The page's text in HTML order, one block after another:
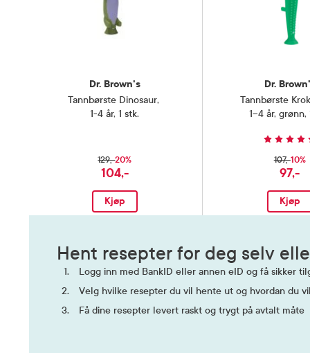
Dr. Brown's
Tannbørste Dinosaur,
1-4 år, 1 stk.
129,-20%
104,-
Kjøp
Dr.
Tannbørste
1–4 år, grønn,
107,-10%
97,-
Kjøp
Hent resepter for deg selv
Logg inn med BankID eller annen eID og få sikker
Velg hvilke resepter du vil hente ut og hvordan du
Få dine resepter levert raskt og trygt på avtalt måte